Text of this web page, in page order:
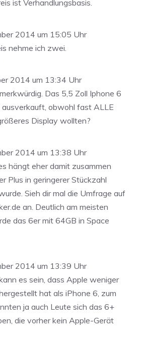
ist Verhandlungsbasis.
2014 um 15:05 Uhr
nehme ich zwei.
2014 um 13:34 Uhr
Das 5,5 Zoll Iphone 6
obwohl fast ALLE
Display wollten?
2014 um 13:38 Uhr
hängt eher damit zusammen
Plus in geringerer Stückzahl
Sieh dir mal die Umfrage auf
an. Deutlich am meisten
das 6er mit 64GB in Space
2014 um 13:39 Uhr
es sein, dass Apple weniger
hat als iPhone 6, zum
ja auch Leute sich das 6+
die vorher kein Apple-Gerät